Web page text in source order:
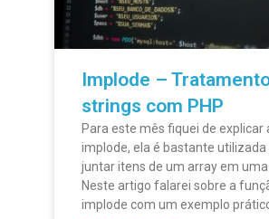
Implode –
strings com PHP
Para este mês fiquei de explicar
implode, ela é bastante utilizada
juntar itens de um array em
Neste artigo falarei sobre a
implode com um exemplo